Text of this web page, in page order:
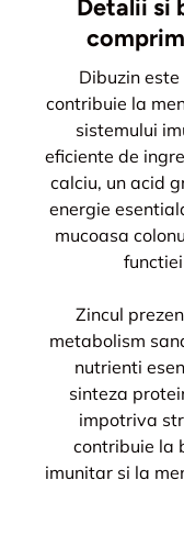
Detalii si
Dibuzin
contribuie la
sistemului
eficiente de
calciu, un acid
energie
mucoasa
Zincul
metabolism
nutrienti
sinteza
impotriva
contribuie la
imunitar si la